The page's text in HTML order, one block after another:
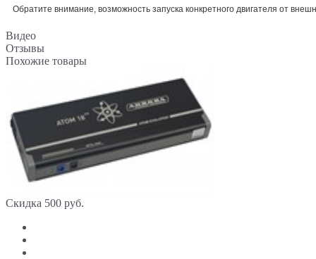
Обратите внимание, возможность запуска конкретного двигателя от
Видео
Отзывы
Похожие товары
Скидка 500 руб.